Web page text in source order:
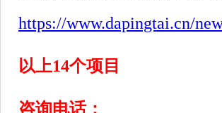
https://www.dapingtai.cn/
以上14个项目
咨询电话：